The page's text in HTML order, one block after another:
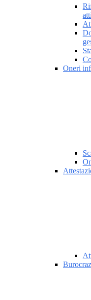
Oneri